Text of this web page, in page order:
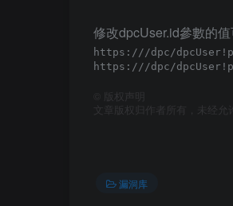
修改dpcUser.id參數的
https://
https://
版权声明
文章版权归作者所有，未经允
漏洞库